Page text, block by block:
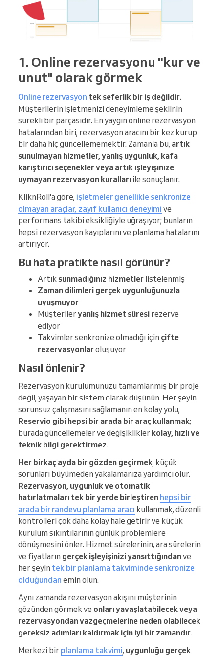
1. Online rezervasyonu "kur ve
unut" olarak görmek
Online rezervasyon tek seferlik bir iş değildir.
Müşterilerin işletmenizi deneyimleme şeklinin
sürekli bir parçasıdır. En yaygın online rezervasyon
hatalarından biri, rezervasyon aracını bir kez kurup
bir daha hiç güncellememektir. Zamanla bu, artık
sunulmayan hizmetler, yanlış uygunluk, kafa
karıştırıcı seçenekler veya artık işleyişinize
uymayan rezervasyon kuralları ile sonuçlanır.
KliknRoll'a göre, işletmeler genellikle senkronize
olmayan araçlar, zayıf kullanıcı deneyimi ve
performans takibi eksikliğiyle uğraşıyor; bunların
hepsi rezervasyon kayıplarını ve planlama hatalarını
artırıyor.
Bu hata pratikte nasıl görünür?
Artık sunmadığınız hizmetler listelenmiş
Zaman dilimleri gerçek uygunluğunuzla
uyuşmuyor
Müşterileryanlış hizmet süresi rezerve
ediyor
Takvimler senkronize olmadığı için çifte
rezervasyonlaroluşuyor
Nasıl önlenir?
Rezervasyon kurulumunuzu tamamlanmış bir proje
değil, yaşayan bir sistem olarak düşünün. Her şeyin
sorunsuz çalışmasını sağlamanın en kolay yolu,
Reservio gibi hepsi bir arada bir araç kullanmak;
burada güncellemeler ve değişiklikler kolay, hızlı ve
teknik bilgi gerektirmez.
Her birkaç ayda bir gözden geçirmek, küçük
sorunları büyümeden yakalamanıza yardımcı olur.
Rezervasyon, uygunluk ve otomatik
hatırlatmaları tek bir yerde birleştiren hepsi bir
arada bir randevu planlama aracı kullanmak, düzenli
kontrolleri çok daha kolay hale getirir ve küçük
kurulum sıkıntılarının günlük problemlere
dönüşmesini önler. Hizmet sürelerinin, ara sürelerin
ve fiyatların gerçek işleyişinizi yansıttığındanve
her şeyin tek bir planlama takviminde senkronize
olduğundan emin olun.
Aynı zamanda rezervasyon akışını müşterinin
gözünden görmek ve onları yavaşlatabilecek veya
rezervasyondan vazgeçmelerine neden olabilecek
gereksiz adımları kaldırmak için iyi bir zamandır.
Merkezi bir planlama takvimi, uygunluğu gerçek